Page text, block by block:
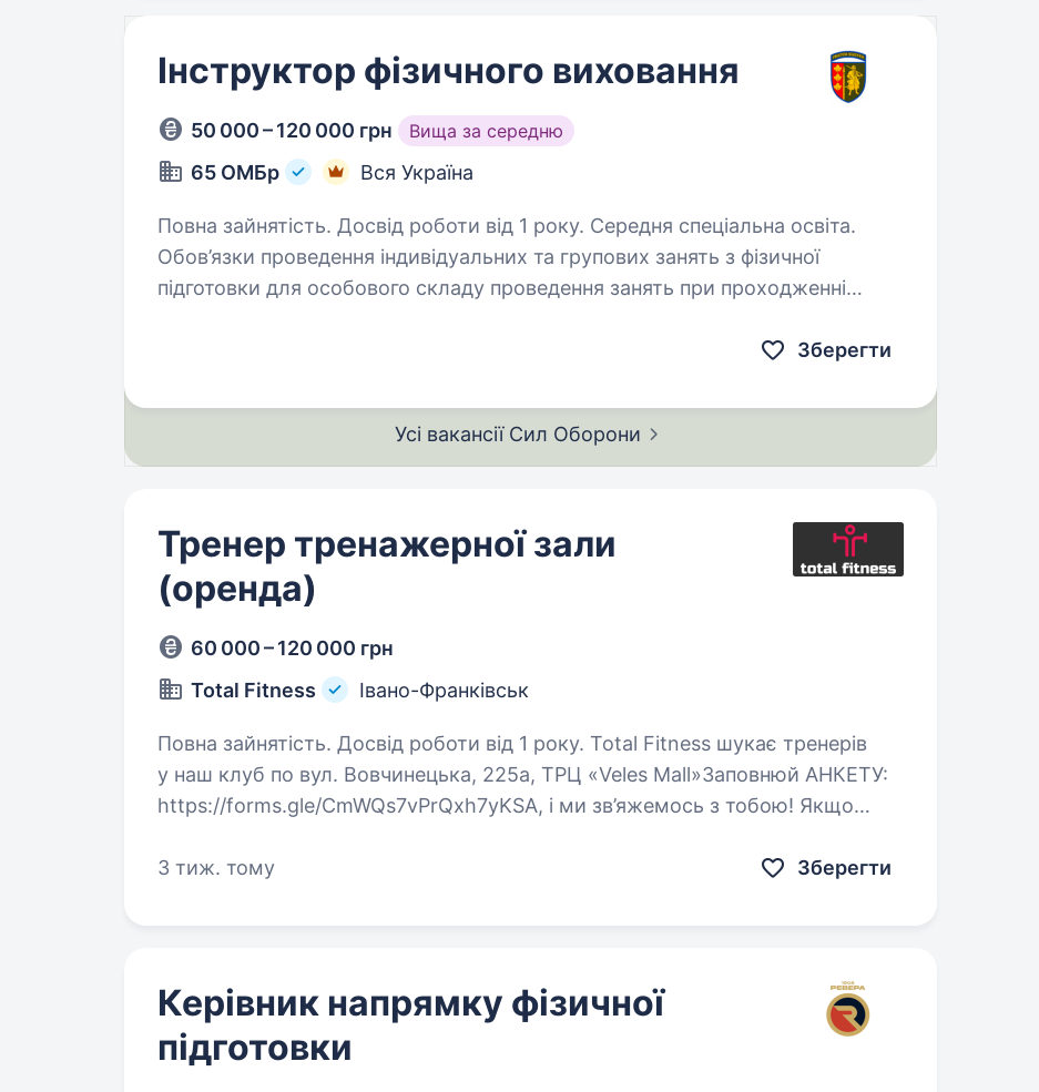
Інструктор фізичного виховання
50 000 – 120 000 грн Вища за середню
65 ОМБр Вся Україна
Повна зайнятість. Досвід роботи від 1 року. Середня спеціальна освіта.
Обов’язки проведення індивідуальних та групових занять з фізичної
підготовки для особового складу проведення занять при проходженні
Зберегти
Усі вакансії Сил Оборони
Тренер тренажерної зали
(оренда)
60 000 – 120 000 грн
Total Fitness
Івано-Франківськ
Повна зайнятість. Досвід роботи від 1 року. Total Fitness шукає тренерів
у наш клуб по вул. Вовчинецька, 225а, ТРЦ «Veles Mall»Заповнюй АНКЕТУ:
https://forms.gle/CmWQs7vPrQxh7yKSA, і ми зв’яжемось з тобою! Якщо
3 тиж. тому
Зберегти
Керівник напрямку фізичної
підготовки